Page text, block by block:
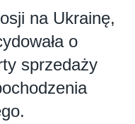
na Ukrainę,
o
sprzedaży